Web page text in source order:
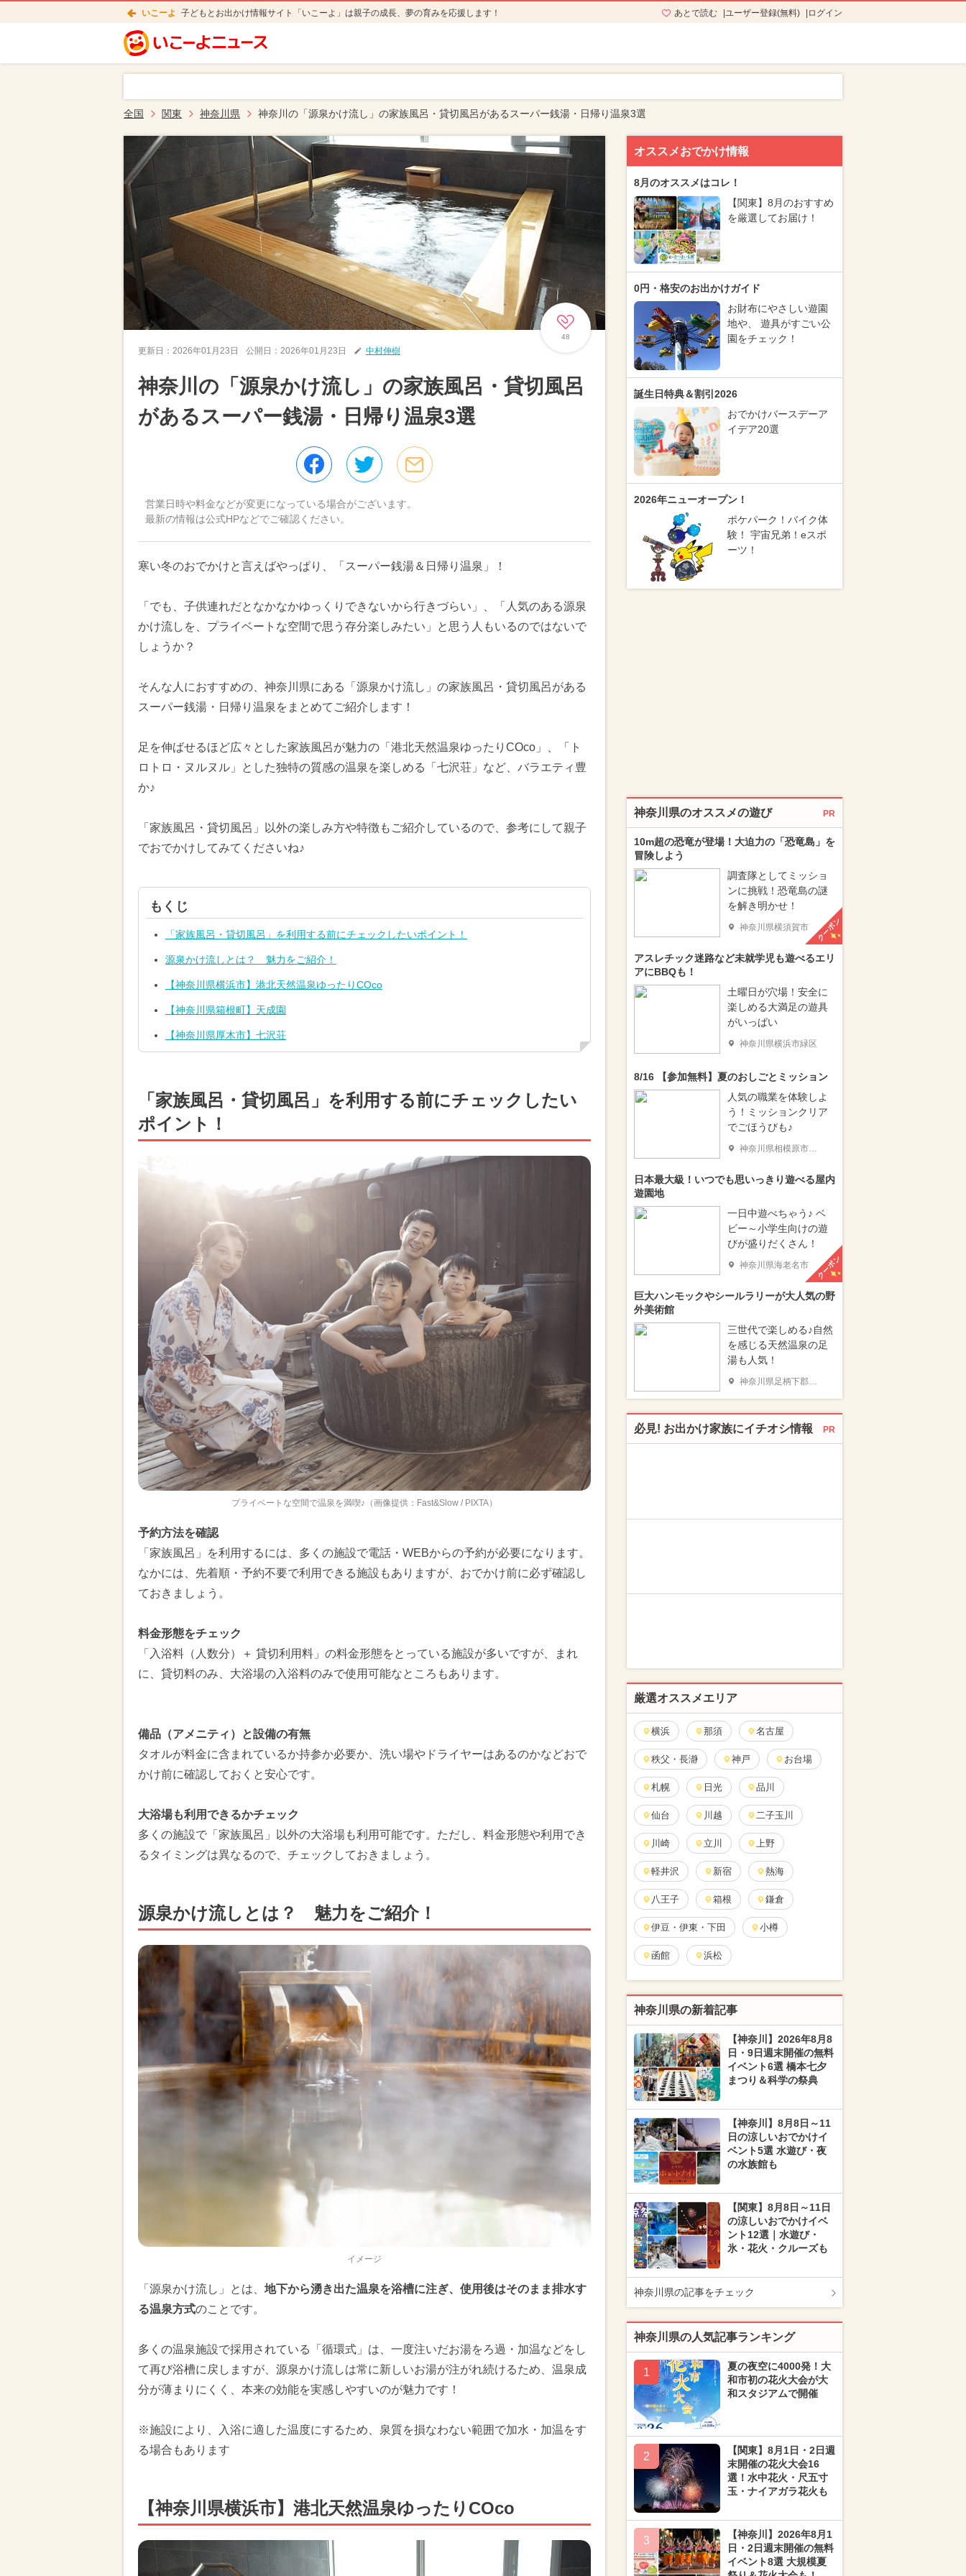
いこーよ 子どもとお出かけ情報サイト「いこーよ」は親子の成長、夢の育みを応援します！ あとで読む ユーザー登録(無料) ログイン
全国 関東 神奈川県 神奈川の「源泉かけ流し」の家族風呂・貸切風呂があるスーパー銭湯・日帰り温泉3選
48
更新日： 2026年01月23日 公開日： 2026年01月23日 中村伸樹
神奈川の「源泉かけ流し」の家族風呂・貸切風呂
があるスーパー銭湯・日帰り温泉3選
営業日時や料金などが変更になっている場合がございます。
最新の情報は公式HPなどでご確認ください。
寒い冬のおでかけと言えばやっぱり、「スーパー銭湯＆日帰り温泉」！
「でも、子供連れだとなかなかゆっくりできないから行きづらい」、「人気のある源泉
かけ流しを、プライベートな空間で思う存分楽しみたい」と思う人もいるのではないで
しょうか？
そんな人におすすめの、神奈川県にある「源泉かけ流し」の家族風呂・貸切風呂がある
スーパー銭湯・日帰り温泉をまとめてご紹介します！
足を伸ばせるほど広々とした家族風呂が魅力の「港北天然温泉ゆったりCOco」、「ト
ロトロ・ヌルヌル」とした独特の質感の温泉を楽しめる「七沢荘」など、バラエティ豊
か♪
「家族風呂・貸切風呂」以外の楽しみ方や特徴もご紹介しているので、参考にして親子
でおでかけしてみてくださいね♪
もくじ
「家族風呂・貸切風呂」を利用する前にチェックしたいポイント！
源泉かけ流しとは？ 魅力をご紹介！
【神奈川県横浜市】港北天然温泉ゆったりCOco
【神奈川県箱根町】天成園
【神奈川県厚木市】七沢荘
「家族風呂・貸切風呂」を利用する前にチェックしたい
ポイント！
プライベートな空間で温泉を満喫♪（画像提供：Fast&Slow / PIXTA）
予約方法を確認
「家族風呂」を利用するには、多くの施設で電話・WEBからの予約が必要になります。
なかには、先着順・予約不要で利用できる施設もありますが、おでかけ前に必ず確認し
ておきましょう。
料金形態をチェック
「入浴料（人数分）＋ 貸切利用料」の料金形態をとっている施設が多いですが、まれ
に、貸切料のみ、大浴場の入浴料のみで使用可能なところもあります。
備品（アメニティ）と設備の有無
タオルが料金に含まれているか持参か必要か、洗い場やドライヤーはあるのかなどおで
かけ前に確認しておくと安心です。
大浴場も利用できるかチェック
多くの施設で「家族風呂」以外の大浴場も利用可能です。ただし、料金形態や利用でき
るタイミングは異なるので、チェックしておきましょう。
源泉かけ流しとは？ 魅力をご紹介！
イメージ
「源泉かけ流し」とは、 地下から湧き出た温泉を浴槽に注ぎ、使用後はそのまま排水す
る温泉方式のことです。
多くの温泉施設で採用されている「循環式」は、一度注いだお湯をろ過・加温などをし
て再び浴槽に戻しますが、源泉かけ流しは常に新しいお湯が注がれ続けるため、温泉成
分が薄まりにくく、本来の効能を実感しやすいのが魅力です！
※施設により、入浴に適した温度にするため、泉質を損なわない範囲で加水・加温をす
る場合もあります
【神奈川県横浜市】港北天然温泉ゆったりCOco
オススメおでかけ情報
8月のオススメはコレ！
【関東】8月のおすすめ
を厳選してお届け！
0円・格安のお出かけガイド
お財布にやさしい遊園
地や、 遊具がすごい公
園をチェック！
誕生日特典＆割引2026
おでかけバースデーア
イデア20選
2026年ニューオープン！
ポケパーク！バイク体
験！ 宇宙兄弟！eスポ
ーツ！
神奈川県のオススメの遊び PR
10m超の恐竜が登場！大迫力の「恐竜島」を
冒険しよう
調査隊としてミッショ
ンに挑戦！恐竜島の謎
を解き明かせ！
神奈川県横須賀市 クーポン
アスレチック迷路など未就学児も遊べるエリ
アにBBQも！
土曜日が穴場！安全に
楽しめる大満足の遊具
がいっぱい
神奈川県横浜市緑区
8/16 【参加無料】夏のおしごとミッション
人気の職業を体験しよ
う！ミッションクリア
でごほうびも♪
神奈川県相模原市南区
日本最大級！いつでも思いっきり遊べる屋内
遊園地
一日中遊べちゃう♪ ベ
ビー～小学生向けの遊
びが盛りだくさん！
神奈川県海老名市 クーポン
巨大ハンモックやシールラリーが大人気の野
外美術館
三世代で楽しめる♪自然
を感じる天然温泉の足
湯も人気！
神奈川県足柄下郡箱根町
必見! お出かけ家族にイチオシ情報 PR
厳選オススメエリア
横浜 那須 名古屋
秩父・長瀞 神戸 お台場
札幌 日光 品川
仙台 川越 二子玉川
川崎 立川 上野
軽井沢 新宿 熱海
八王子 箱根 鎌倉
伊豆・伊東・下田 小樽
函館 浜松
神奈川県の新着記事
【神奈川】2026年8月8
日・9日週末開催の無料
イベント6選 橋本七夕
まつり＆科学の祭典
【神奈川】8月8日～11
日の涼しいおでかけイ
ベント5選 水遊び・夜
の水族館も
【関東】8月8日～11日
の涼しいおでかけイベ
ント12選｜水遊び・
氷・花火・クルーズも
神奈川県の記事をチェック
神奈川県の人気記事ランキング
1
夏の夜空に4000発！大
和市初の花火大会が大
和スタジアムで開催
2
【関東】8月1日・2日週
末開催の花火大会16
選！水中花火・尺五寸
玉・ナイアガラ花火も
3
【神奈川】2026年8月1
日・2日週末開催の無料
イベント8選 大規模夏